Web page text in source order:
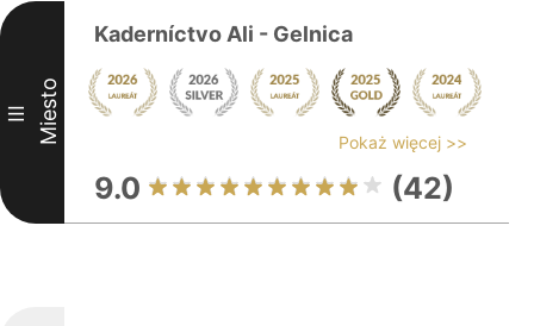
III Miesto
Kaderníctvo Ali - Gelnica
Pokaż więcej >>
9.0 (42)